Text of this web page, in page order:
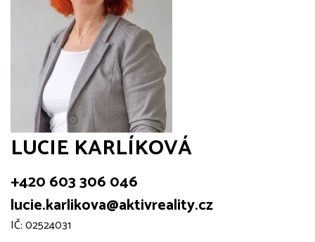
LUCIE KARLÍKOVÁ
+420 603 306 046
lucie.karlikova@aktivreality.cz
IČ: 02524031